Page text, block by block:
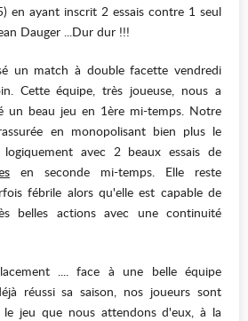
en ayant inscrit 2 essais contre 1 seul
Dauger ...Dur dur !!!
un match à double facette vendredi
Cette équipe, très joueuse, nous a
un beau jeu en 1ère mi-temps. Notre
en monopolisant bien plus le
avec 2 beaux essais de
en seconde mi-temps. Elle reste
fébrile alors qu'elle est capable de
belles actions avec une continuité
.... face à une belle équipe
réussi sa saison, nos joueurs sont
le jeu que nous attendons d'eux, à la